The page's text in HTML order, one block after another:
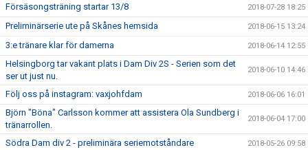
Försäsongsträning startar 13/8 2018-07-28 18:25
Preliminärserie ute på Skånes hemsida 2018-06-15 13:24
3:e tränare klar för damerna 2018-06-14 12:55
Helsingborg tar vakant plats i Dam Div 2S - Serien som det
ser ut just nu.
2018-06-10 14:46
Följ oss på instagram: vaxjohfdam 2018-06-06 16:01
Björn "Böna" Carlsson kommer att assistera Ola Sundberg i
tränarrollen.
2018-06-04 17:00
Södra Dam div 2 - preliminära seriemotståndare 2018-05-26 09:58